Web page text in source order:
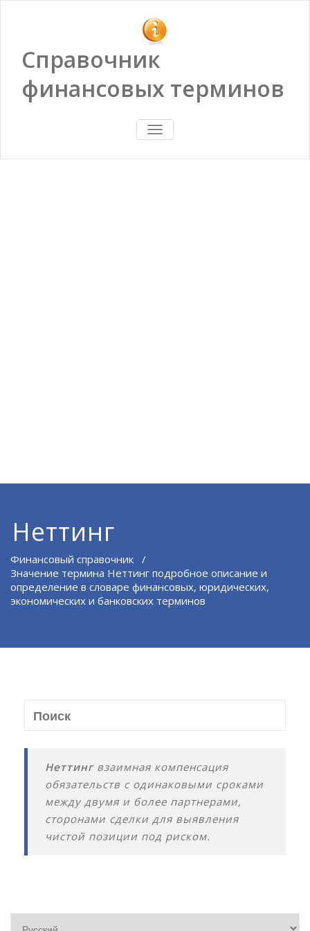
Справочник
финансовых терминов
ПОКАЗАТЬ/
СКРЫТЬ
Неттинг
Финансовый справочник /
Значение термина Неттинг подробное описание и
определение в словаре финансовых, юридических,
экономических и банковских терминов
Неттингвзаимная компенсация
обязательств с одинаковыми сроками
между двумя и более партнерами,
сторонами сделки для выявления
чистой позиции под риском.